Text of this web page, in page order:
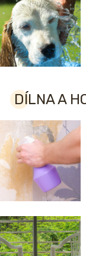
DÍLNA A